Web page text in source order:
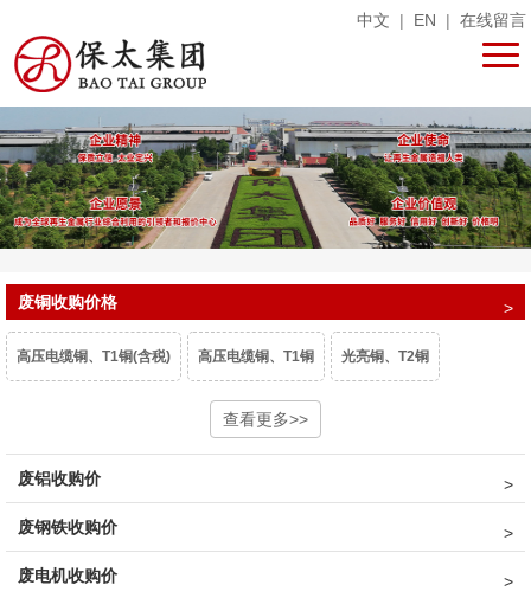
中文 | EN | 在线留言
废铜收购价格
高压电缆铜、T1铜(含税) 高压电缆铜、T1铜 光亮铜、T2铜
镀锡铜
废紫杂铜、热水器（乘品位）
黄杂铜 铁黄铜
查看更多>>
废铝收购价
废钢铁收购价
废电机收购价